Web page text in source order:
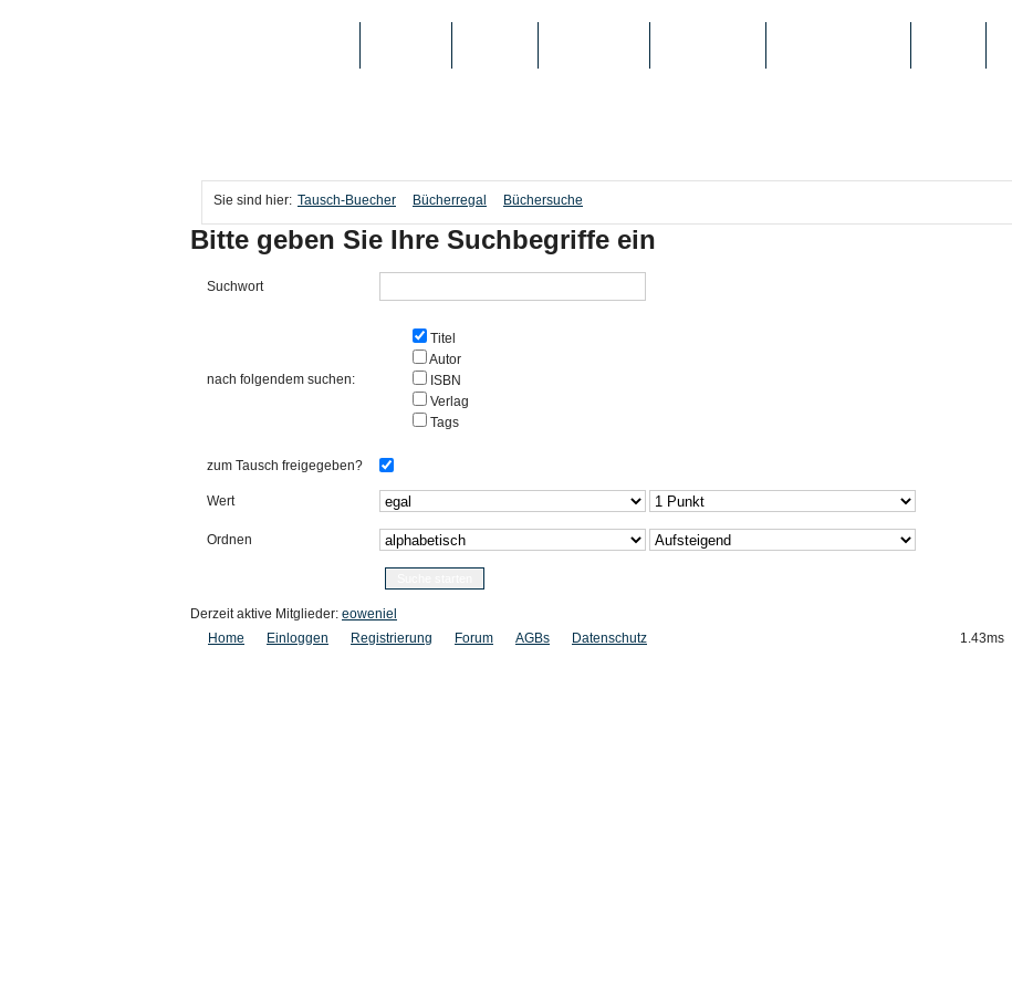
Sie sind hier: Tausch-Buecher Bücherregal Büchersuche
Bitte geben Sie Ihre Suchbegriffe ein
Suchwort
nach folgendem suchen:
Titel
Autor
ISBN
Verlag
Tags
zum Tausch freigegeben?
Wert
Ordnen
Derzeit aktive Mitglieder: eoweniel
Home
Einloggen Registrierung Forum AGBs Datenschutz 1.43ms